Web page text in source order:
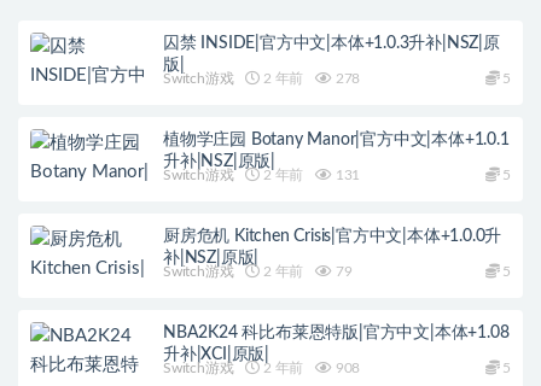
囚禁 INSIDE|官方中文|本体+1.0.3升补|NSZ|原
版|
Switch游戏 2 年前 278 5
植物学庄园 Botany Manor|官方中文|本体+1.0.1
升补|NSZ|原版|
Switch游戏 2 年前 131 5
厨房危机 Kitchen Crisis|官方中文|本体+1.0.0升
补|NSZ|原版|
Switch游戏 2 年前 79 5
NBA2K24 科比布莱恩特版|官方中文|本体+1.08
升补|XCI|原版|
Switch游戏 2 年前 908 5